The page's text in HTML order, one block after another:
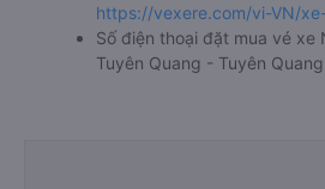
https://vexere.com/vi-VN/
Số điện thoại đặt mua vé xe
Tuyên Quang - Tuyên